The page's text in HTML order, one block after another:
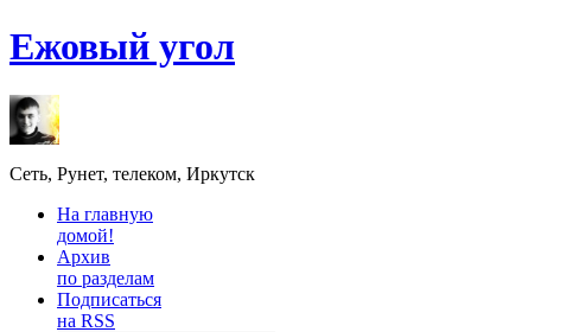
Ежовый угол
Сеть, Рунет, телеком, Иркутск
На главную
домой!
Архив
по разделам
Подписаться
на RSS